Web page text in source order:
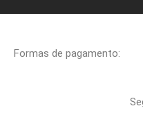
Formas de pagamento: